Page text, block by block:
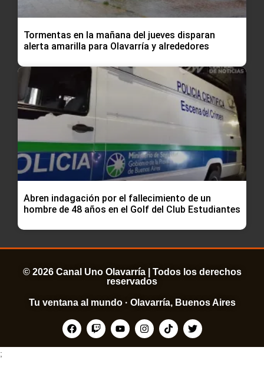
Tormentas en la mañana del jueves disparan
alerta amarilla para Olavarría y alrededores
Abren indagación por el fallecimiento de un
hombre de 48 años en el Golf del Club Estudiantes
© 2026 Canal Uno Olavarría | Todos los derechos
reservados
Tu ventana al mundo · Olavarría, Buenos Aires
;